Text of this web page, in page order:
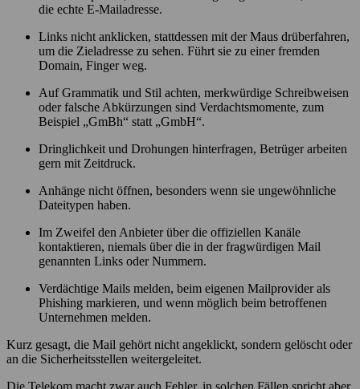
die echte E-Mailadresse.
Links nicht anklicken, stattdessen mit der Maus drüberfahren,
um die Zieladresse zu sehen. Führt sie zu einer fremden
Domain, Finger weg.
Auf Grammatik und Stil achten, merkwürdige Schreibweisen
oder falsche Abkürzungen sind Verdachtsmomente, zum
Beispiel „GmBh“ statt „GmbH“.
Dringlichkeit und Drohungen hinterfragen, Betrüger arbeiten
gern mit Zeitdruck.
Anhänge nicht öffnen, besonders wenn sie ungewöhnliche
Dateitypen haben.
Im Zweifel den Anbieter über die offiziellen Kanäle
kontaktieren, niemals über die in der fragwürdigen Mail
genannten Links oder Nummern.
Verdächtige Mails melden, beim eigenen Mailprovider als
Phishing markieren, und wenn möglich beim betroffenen
Unternehmen melden.
Kurz gesagt, die Mail gehört nicht angeklickt, sondern gelöscht oder
an die Sicherheitsstellen weitergeleitet.
Die Telekom macht zwar auch Fehler, in solchen Fällen spricht aber